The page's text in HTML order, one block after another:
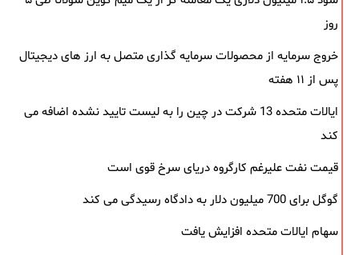
روز
خروج سرمایه از محصولات سرمایه ‌گذاری متصل به ارز های دیجیتال
پس از ۱۱ هفته
ایالات متحده 13 شرکت در چین را به لیست تایید نشده اضافه می
کند
قیمت نفت علیرغم کارگروه دریای سرخ قوی است
گوگل برای 700 میلیون دلار به دادگاه رسیدگی می کند
سهام ایالات متحده افزایش یافت